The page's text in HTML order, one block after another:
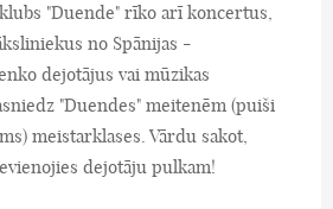
"Duende" rīko arī koncertus,
no Spānijas -
dejotājus vai mūzikas
"Duendes" meitenēm (puiši
meistarklases. Vārdu sakot,
dejotāju pulkam!